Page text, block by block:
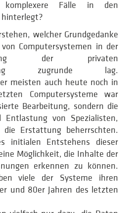
Fälle in den
hinterlegt?
welcher Grundgedanke
Computersystemen in der
der privaten
zugrunde lag.
meisten auch heute noch in
Computersysteme war
Bearbeitung, sondern die
Entlastung von Spezialisten,
Erstattung beherrschten.
initialen Entstehens dieser
Möglichkeit, die Inhalte der
erkennen zu können.
viele der Systeme ihren
und 80er Jahren des letzten